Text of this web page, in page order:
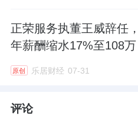
业主需求场景采购专业
理念的一个根本转变：
正荣服务执董王威辞任
年薪酬缩水17%至108万
原创 乐居财经 07-31
评论